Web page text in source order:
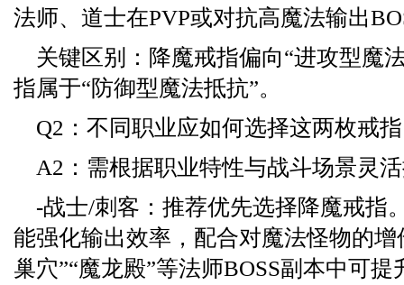
法师、道士在PVP或对抗高魔法输出
关键区别：降魔戒指偏向“进攻型魔
指属于“防御型魔法抵抗”。
Q2：不同职业应如何选择这两枚戒
A2：需根据职业特性与战斗场景灵
-战士/刺客：推荐优先选择降魔戒指
能强化输出效率，配合对魔法怪物的增
巢穴”“魔龙殿”等法师BOSS副本中可